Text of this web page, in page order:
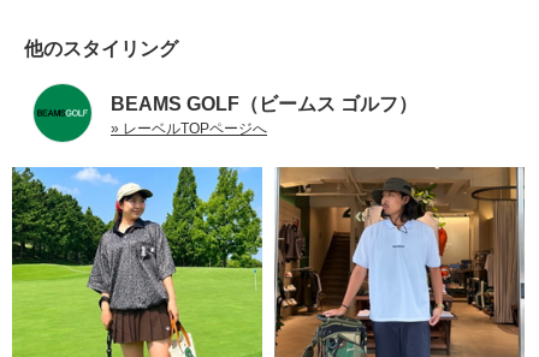
他のスタイリング
BEAMS GOLF（ビームス ゴルフ）
» レーベルTOPページへ